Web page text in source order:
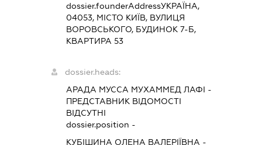
dossier.founderAddressУКРАЇНА,
04053, МІСТО КИЇВ, ВУЛИЦЯ
ВОРОВСЬКОГО, БУДИНОК 7-Б,
КВАРТИРА 53
dossier.heads:
АРАДА МУССА МУХАММЕД ЛАФІ -
ПРЕДСТАВНИК ВІДОМОСТІ
ВІДСУТНІ
dossier.position -
КУБІШИНА ОЛЕНА ВАЛЕРІЇВНА -